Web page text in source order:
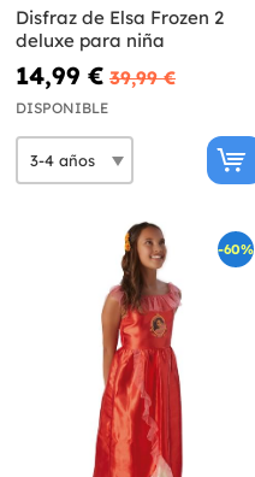
Disfraz de Elsa Frozen 2
deluxe para niña
14,99 € 39,99 €
DISPONIBLE
-60%